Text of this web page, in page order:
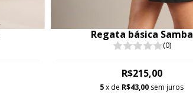
Regata básica Samba
(0)
R$215,00
5x de R$43,00 sem juros